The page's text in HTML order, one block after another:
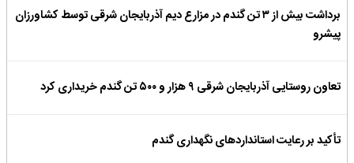
برداشت بیش از ۳ تن گندم در مزارع دیم آذربایجان شرقی توسط کشاورزان
پیشرو
تعاون روستایی آذربایجان شرقی ۹ هزار و ۵۰۰ تن گندم خریداری کرد
تأکید بر رعایت استانداردهای نگهداری گندم